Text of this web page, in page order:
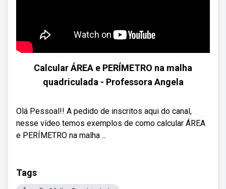
Calcular ÁREA e PERÍMETRO na malha
quadriculada - Professora Angela
Olá Pessoal!! A pedido de inscritos aqui do canal,
nesse vídeo temos exemplos de como calcular ÁREA
e PERÍMETRO na malha ...
Tags